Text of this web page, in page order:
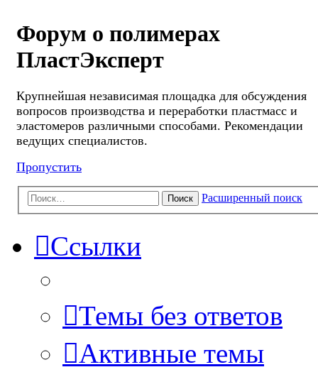
Форум о полимерах
ПластЭксперт
Крупнейшая независимая площадка для обсуждения
вопросов производства и переработки пластмасс и
эластомеров различными способами. Рекомендации
ведущих специалистов.
Пропустить
Поиск Расширенный поиск
Ссылки
Темы без ответов
Активные темы